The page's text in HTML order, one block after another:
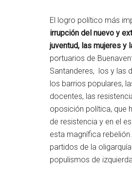
El logro político más
irrupción del nuevo y
juventud, las mujeres y
portuarios de
Santanderes, los y las
los barrios populares,
docentes, las
oposición política, que
de resistencia y en el
esta magnífica
partidos de la
populismos de